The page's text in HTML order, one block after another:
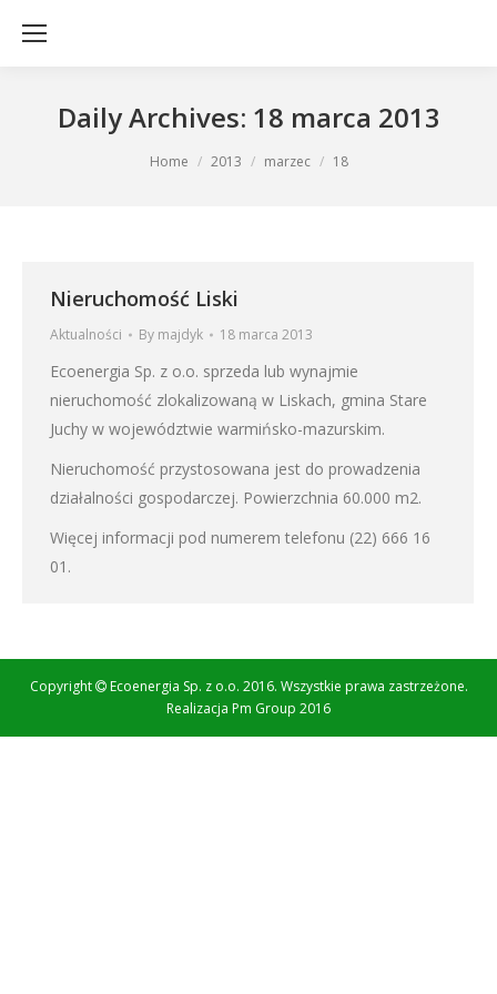
Daily Archives: 18 marca 2013
Home 2013 marzec 18
Nieruchomość Liski
Aktualności By majdyk 18 marca 2013
Ecoenergia Sp. z o.o. sprzeda lub wynajmie
nieruchomość zlokalizowaną w Liskach, gmina Stare
Juchy w województwie warmińsko-mazurskim.
Nieruchomość przystosowana jest do prowadzenia
działalności gospodarczej. Powierzchnia 60.000 m2.
Więcej informacji pod numerem telefonu (22) 666 16
01.
Copyright
Ecoenergia Sp. z o.o. 2016. Wszystkie prawa zastrzeżone.
Realizacja Pm Group 2016